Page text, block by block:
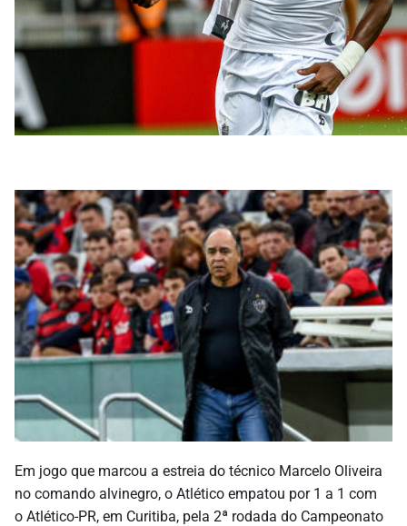
Em jogo que marcou a estreia do técnico Marcelo Oliveira
no comando alvinegro, o Atlético empatou por 1 a 1 com
o Atlético-PR, em Curitiba, pela 2ª rodada do Campeonato